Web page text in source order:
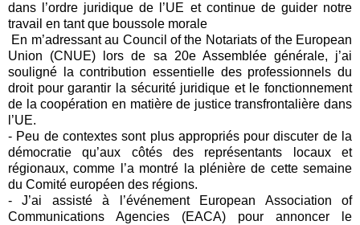
dans l’ordre juridique de l’UE et continue de guider notre
travail en tant que boussole morale
En m’adressant au Council of the Notariats of the European
Union (CNUE) lors de sa 20e Assemblée générale, j’ai
souligné la contribution essentielle des professionnels du
droit pour garantir la sécurité juridique et le fonctionnement
de la coopération en matière de justice transfrontalière dans
l’UE.
- Peu de contextes sont plus appropriés pour discuter de la
démocratie qu’aux côtés des représentants locaux et
régionaux, comme l’a montré la plénière de cette semaine
du Comité européen des régions.
- J’ai assisté à l’événement
European Association of
Communications Agencies (EACA) pour annoncer le